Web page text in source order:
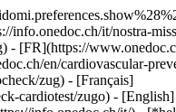
info.onedoc.ch/it/nostra-
- [FR](https://
en/cardiovascular-
zug) - [Français]
cardiotest/zugo) - [English]